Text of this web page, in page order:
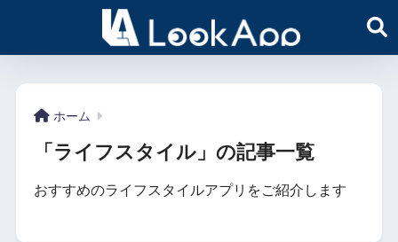
ホーム
「ライフスタイル」の記事一覧
おすすめのライフスタイルアプリをご紹介します